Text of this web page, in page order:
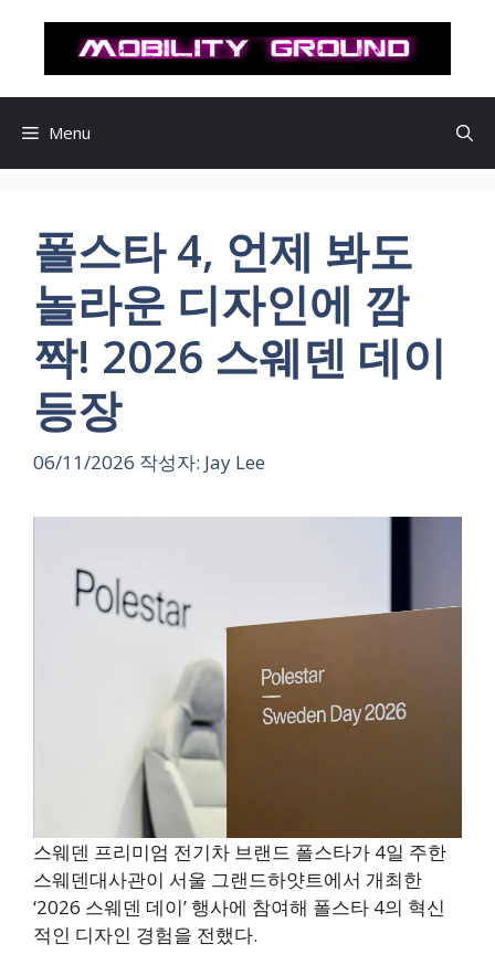
로
Menu
폴스타 4, 언제 봐도
놀라운 디자인에 깜
짝! 2026 스웨덴 데이
등장
06/11/2026 작성자: Jay Lee
스웨덴 프리미엄 전기차 브랜드 폴스타가 4일 주한
스웨덴대사관이 서울 그랜드하얏트에서 개최한
‘2026 스웨덴 데이’ 행사에 참여해 폴스타 4의 혁신
적인 디자인 경험을 전했다.